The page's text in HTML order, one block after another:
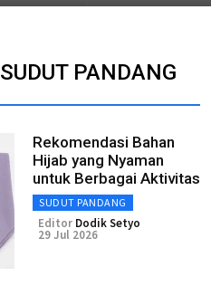
SUDUT PANDANG
Rekomendasi Bahan
Hijab yang Nyaman
untuk Berbagai Aktivitas
SUDUT PANDANG
Editor Dodik Setyo
29 Jul 2026